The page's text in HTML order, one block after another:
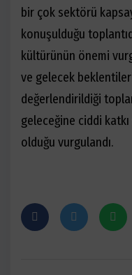
bir çok sektörü
konuşulduğu
kültürünün önemi
ve gelecek
değerlendirildiği
geleceğine ciddi
olduğu vurgulandı.